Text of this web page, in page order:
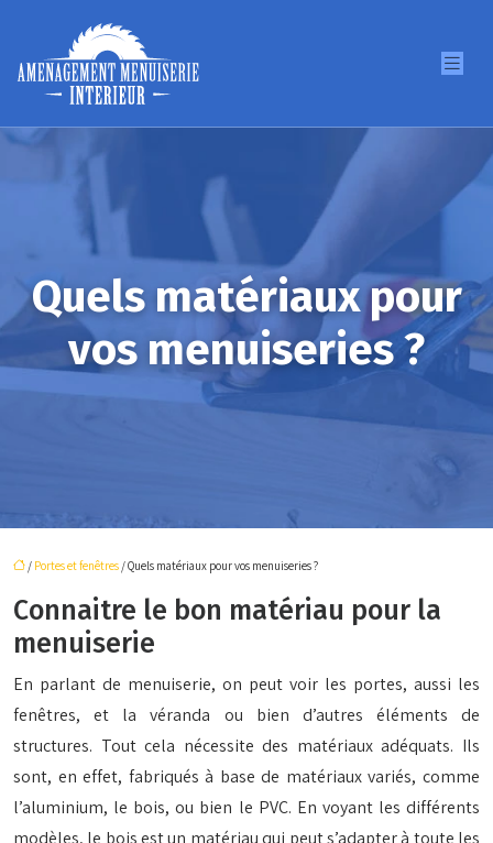
Quels matériaux pour
vos menuiseries ?
/ Portes et fenêtres / Quels matériaux pour vos menuiseries ?
Connaitre le bon matériau pour la
menuiserie
En parlant de menuiserie, on peut voir les portes, aussi les
fenêtres, et la véranda ou bien d’autres éléments de
structures. Tout cela nécessite des matériaux adéquats. Ils
sont, en effet, fabriqués à base de matériaux variés, comme
l’aluminium, le bois, ou bien le PVC. En voyant les différents
modèles, le bois est un matériau qui peut s’adapter à toute les